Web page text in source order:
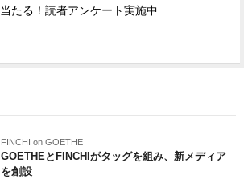
当たる！読者アンケート実施中
FINCHI on GOETHE
GOETHEとFINCHIがタッグを組み、新メディア
を創設